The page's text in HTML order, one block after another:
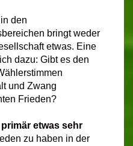
den
bringt weder
etwas. Eine
dazu: Gibt es den
und Zwang
Frieden?
etwas sehr
zu haben in der